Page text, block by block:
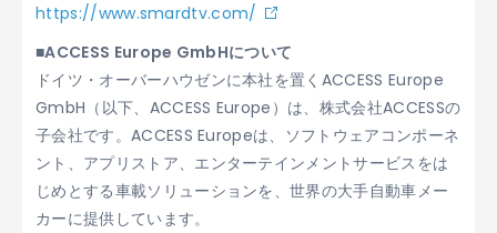
https://www.smardtv.com/
■ACCESS Europe GmbHについて
ドイツ・オーバーハウゼンに本社を置くACCESS Europe
GmbH（以下、ACCESS Europe）は、株式会社ACCESSの
子会社です。ACCESS Europeは、ソフトウェアコンポーネ
ント、アプリストア、エンターテインメントサービスをは
じめとする車載ソリューションを、世界の大手自動車メー
カーに提供しています。